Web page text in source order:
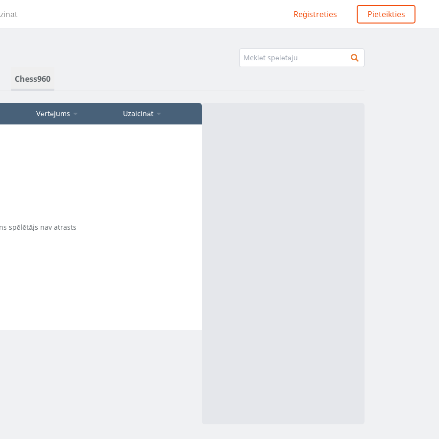
Reģistrēties Pieteikties
Chess960
Vērtējums Uzaicināt
spēlētājs nav atrasts